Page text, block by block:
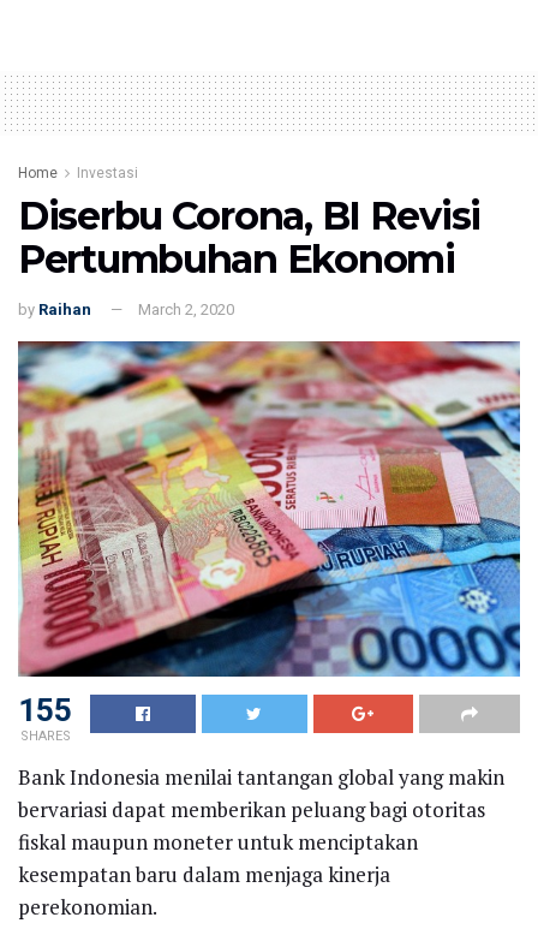
Home Investasi
Diserbu Corona, BI Revisi
Pertumbuhan Ekonomi
by Raihan March 2, 2020
155
SHARES
Bank Indonesia menilai tantangan global yang makin
bervariasi dapat memberikan peluang bagi otoritas
fiskal maupun moneter untuk menciptakan
kesempatan baru dalam menjaga kinerja
perekonomian.